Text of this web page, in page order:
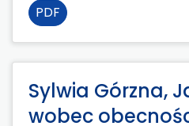
PDF
Sylwia Górzna,
wobec